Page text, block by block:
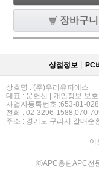
장바구니
상점정보 PC
상호명 : (주)우리유피에스
대표 : 문헌선 | 개인정보 보
사업자등록번호 :653-81-
전화 : 02-3296-1588,070-
주소 : 경기도 구리시 갈매
이
ⓒAPC총판APC전